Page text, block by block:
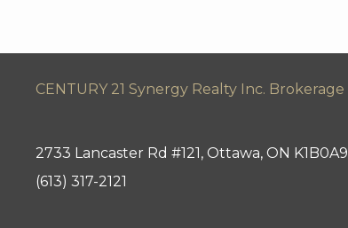
CENTURY 21 Synergy Realty Inc. Brokerage
2733 Lancaster Rd #121, Ottawa, ON K1B0A9
(613) 317-2121